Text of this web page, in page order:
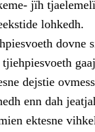
jïh
lohkedh.
dovne
dejstie
enn dah
ektesne